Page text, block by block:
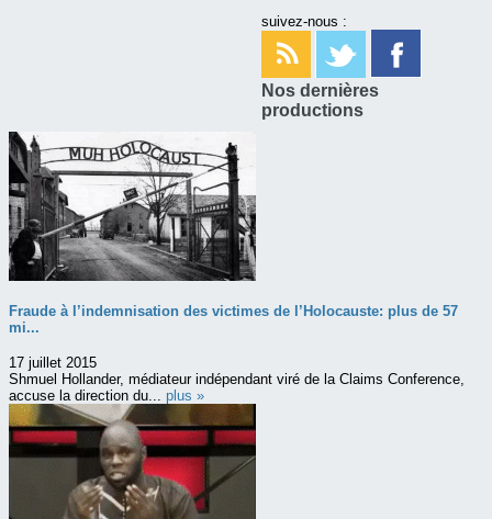
suivez-nous :
Nos dernières
productions
Fraude à l’indemnisation des victimes de l’Holocauste: plus de 57
mi...
17 juillet 2015
Shmuel Hollander, médiateur indépendant viré de la Claims Conference,
accuse la direction du... plus »